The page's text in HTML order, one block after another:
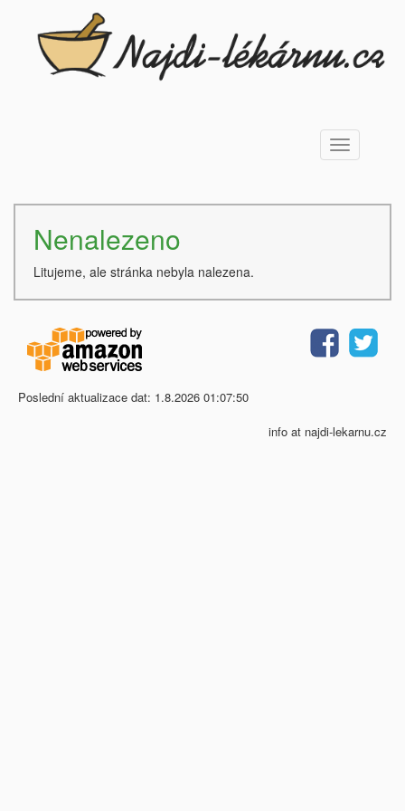
Toggle
navigation
Nenalezeno
Litujeme, ale stránka nebyla nalezena.
Poslední aktualizace dat: 1.8.2026 01:07:50
info at najdi-lekarnu.cz